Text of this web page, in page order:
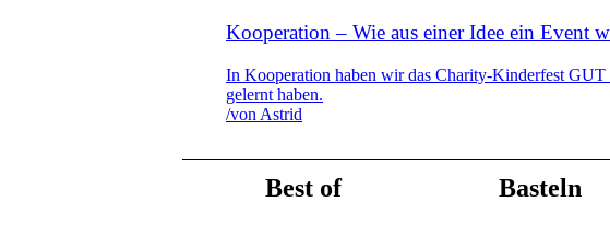
Kooperation – Wie aus einer Idee ein Event
In Kooperation haben wir das Charity-Kinderfest
gelernt haben.
/von Astrid
Best of Basteln